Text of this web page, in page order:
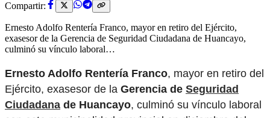
Compartir:
Ernesto Adolfo Rentería Franco, mayor en retiro del Ejército,
exasesor de la Gerencia de Seguridad Ciudadana de Huancayo,
culminó su vínculo laboral…
Ernesto Adolfo Rentería Franco, mayor en retiro del
Ejército, exasesor de la Gerencia de Seguridad
Ciudadana de Huancayo, culminó su vínculo laboral